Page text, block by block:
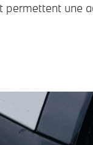
permettent une